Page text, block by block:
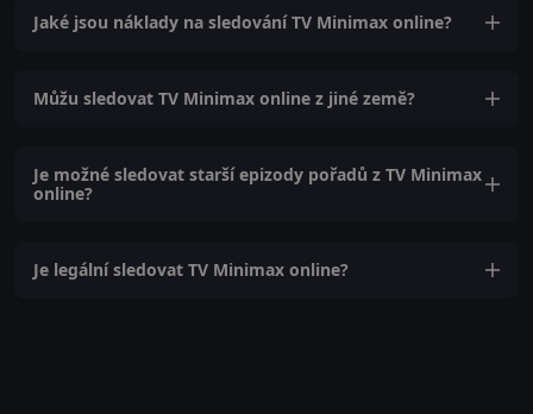
Jaké jsou náklady na sledování TV Minimax online?
Můžu sledovat TV Minimax online z jiné země?
Je možné sledovat starší epizody pořadů z TV Minimax
online?
Je legální sledovat TV Minimax online?